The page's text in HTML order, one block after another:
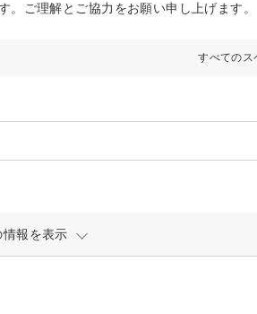
ご理解とご協力をお願い申し上げます。
すべてのス
情報を表示